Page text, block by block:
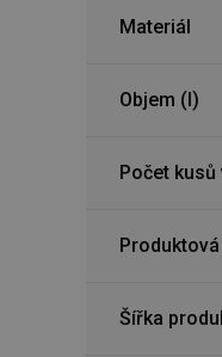
Materiál
Objem (l)
Počet kusů
Šířka